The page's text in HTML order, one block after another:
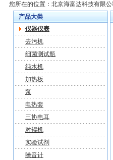
您所在的位置： 北京海富达科技有限公
产品大类
仪器仪表
去污机
细菌测试瓶
纯水机
加热板
泵
电热套
三协电耳
对辊机
实验试剂
噪音计